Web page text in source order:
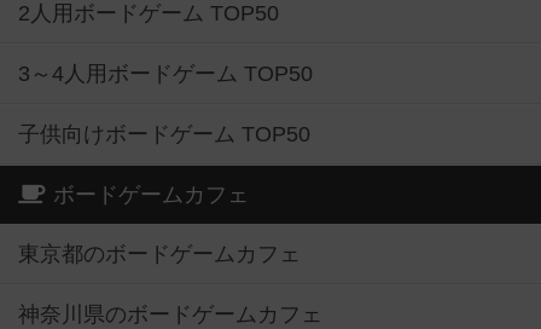
2人用ボードゲーム TOP50
3～4人用ボードゲーム TOP50
子供向けボードゲーム TOP50
ボードゲームカフェ
東京都のボードゲームカフェ
神奈川県のボードゲームカフェ